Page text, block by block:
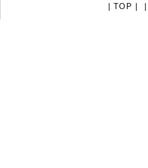
|TOP